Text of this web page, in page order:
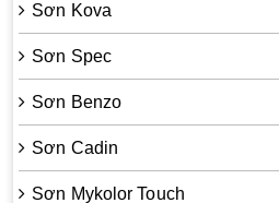
Sơn Kova
Sơn Spec
Sơn Benzo
Sơn Cadin
Sơn Mykolor Touch